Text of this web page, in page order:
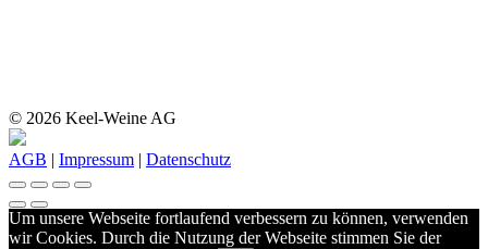
© 2026 Keel-Weine AG
AGB | Impressum | Datenschutz
Um unsere Webseite fortlaufend verbessern zu können, verwenden
wir Cookies. Durch die Nutzung der Webseite stimmen Sie der